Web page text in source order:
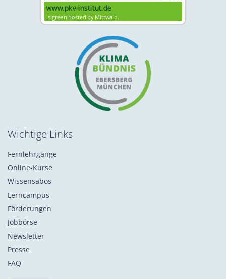
Wichtige Links
Fernlehrgänge
Online-Kurse
Wissensabos
Lerncampus
Förderungen
Jobbörse
Newsletter
Presse
FAQ